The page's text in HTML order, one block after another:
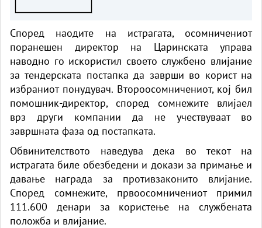
Според наодите на истрагата, осомничениот
поранешен директор на Царинската управа
наводно го искористил своето службено влијание
за тендерската постапка да заврши во корист на
избраниот понудувач. Второосомничениот, кој бил
помошник-директор, според сомнежите влијаел
врз други компании да не учествуваат во
завршната фаза од постапката.
Обвинителството наведува дека во текот на
истрагата биле обезбедени и докази за примање и
давање награда за противзаконито влијание.
Според сомнежите, првоосомничениот примил
111.600 денари за користење на службената
положба и влијание.